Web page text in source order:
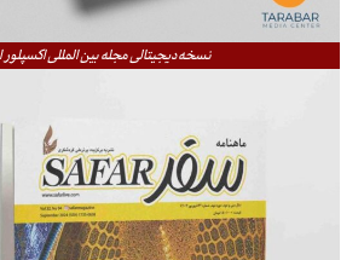
نسخه دیجیتالی مجله بین المللی اکسپلور